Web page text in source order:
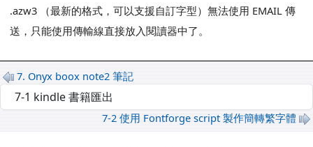
.azw3 （最新的格式，可以支援自訂字型）無法使用 EMAIL 傳
送，只能使用傳輸線直接放入閱讀器中了。
7. Onyx boox note2 筆記
7-2 使用 Fontforge script 製作簡轉繁字體